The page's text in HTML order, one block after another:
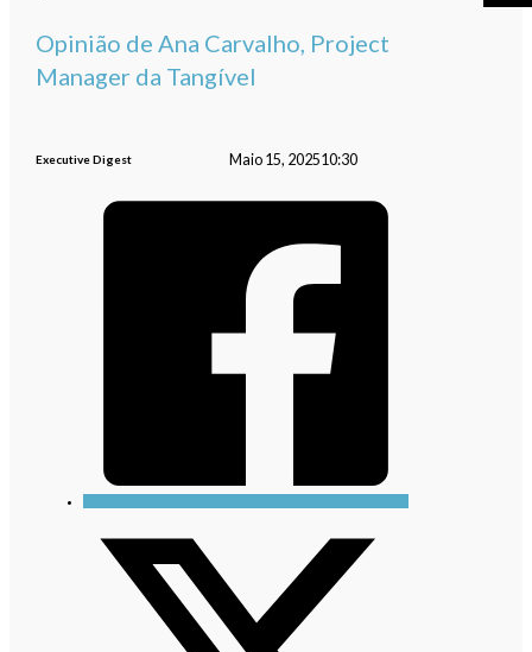
Opinião de Ana Carvalho, Project
Manager da Tangível
Executive Digest Maio 15, 202510:30